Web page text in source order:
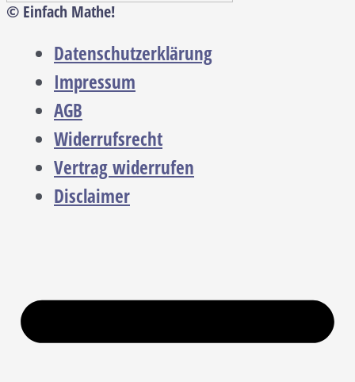
© Einfach Mathe!
Datenschutzerklärung
Impressum
AGB
Widerrufsrecht
Vertrag widerrufen
Disclaimer